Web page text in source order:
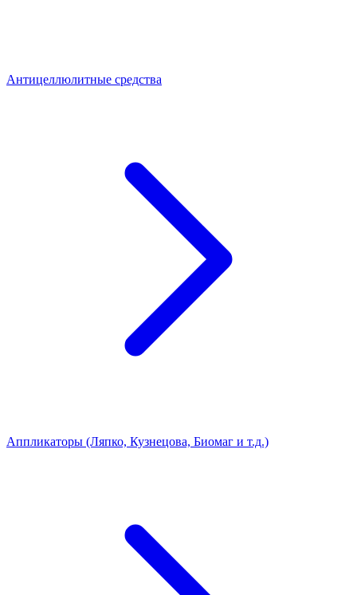
Антицеллюлитные средства
Аппликаторы (Ляпко, Кузнецова, Биомаг и т.д.)